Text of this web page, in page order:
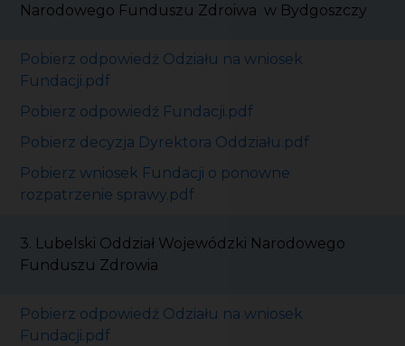
Narodowego Funduszu Zdroiwa w Bydgoszczy
Pobierz odpowiedź Odziału na wniosek
Fundacji.pdf
Pobierz odpowiedź Fundacji.pdf
Pobierz decyzja Dyrektora Oddziału.pdf
Pobierz wniosek Fundacji o ponowne
rozpatrzenie sprawy.pdf
3. Lubelski Oddział Wojewódzki Narodowego
Funduszu Zdrowia
Pobierz odpowiedź Odziału na wniosek
Fundacji.pdf